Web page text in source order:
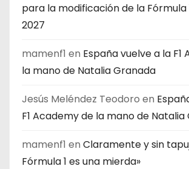
para la modificación de la Fórmula
2027
mamenf1 en España vuelve a la F1
la mano de Natalia Granada
Jesús Meléndez Teodoro en
F1 Academy de la mano de
mamenf1 en Claramente y sin
Fórmula 1 es una mierda»